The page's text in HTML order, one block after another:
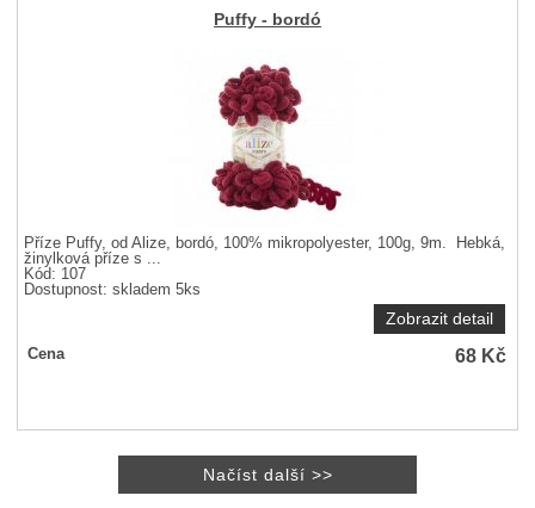
Puffy - bordó
Příze Puffy, od Alize, bordó, 100% mikropolyester, 100g, 9m. Hebká,
žinylková příze s ...
Kód: 107
Dostupnost:skladem 5ks
Zobrazit detail
Cena 68 Kč